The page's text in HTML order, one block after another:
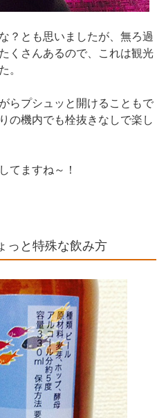
？とも思いましたが、無ろ過
くさんあるので、これは観光
。
らプシュッと開けることもで
の機内でも栓抜きなしで楽し
てますね～！
っと特殊な飲み方